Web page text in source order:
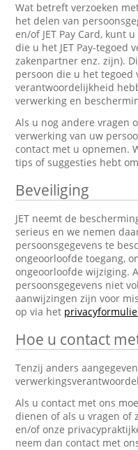
Wat betreft verzoeken
het delen van
en/of JET Pay Card, kunt
die u het JET Pay-tegoed
zakenpartner enz. zijn).
persoon die u het
verantwoordelijkheid
verwerking en
Als u nog andere vragen
verwerking van uw
contact met u opnemen.
tips of suggesties hebt
Beveiliging
JET neemt de
serieus en we nemen
persoonsgegevens te
ongeoorloofde toegang,
ongeoorloofde wijziging.
persoonsgegevens niet
aanwijzingen zijn voor
op via het
Hoe u contact
Tenzij anders
Als u contact met ons
dienen of als u vragen of
en/of onze
neem dan contact met